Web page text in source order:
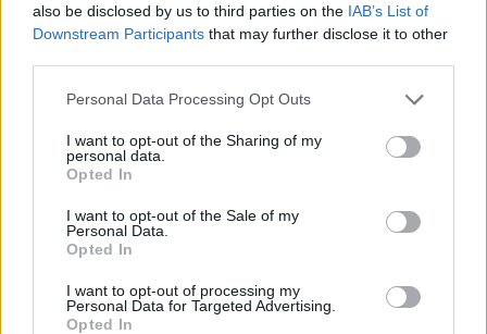
also be disclosed by us to third parties on the IAB’s List of
Downstream Participants that may further disclose it to other
Please note that this website/app uses one or more Google
not limited to your visit or usage behaviour. You may click to
grant or deny consent to Google and its third-party tags to
use your data for below specified purposes in below Google
consent section.
Personal Data Processing Opt Outs
I want to opt-out of the Sharing of my
personal data.
Opted In
I want to opt-out of the Sale of my
Personal Data.
Opted In
I want to opt-out of processing my
Personal Data for Targeted Advertising.
Opted In
TAMALES